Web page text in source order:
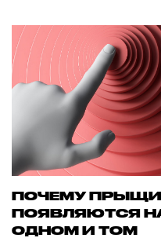
ПОЧЕМУ ПРЫЩИ
ПОЯВЛЯЮТСЯ
ОДНОМ И ТОМ